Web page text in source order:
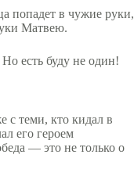
попадет в чужие руки,
Матвею.
есть буду не один!
с теми, кто кидал в
его героем
— это не только о